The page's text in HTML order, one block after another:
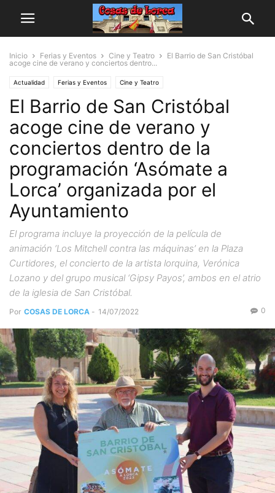
Inicio Ferias y Eventos Cine y Teatro
El Barrio de San Cristóbal
acoge cine de verano y conciertos dentro...
Actualidad Ferias y Eventos Cine y Teatro
El Barrio de San Cristóbal
acoge cine de verano y
conciertos dentro de la
programación ‘Asómate a
Lorca’ organizada por el
Ayuntamiento
El programa incluye la proyección de la película de
animación ‘Los Mitchell contra las máquinas’ en la Plaza
Curtidores, el concierto de la artista lorquina, Verónica
Lozano y del grupo musical ‘Gipsy Payos’, ambos en el atrio
de la iglesia de San Cristóbal.
Por COSAS DE LORCA - 14/07/2022 0